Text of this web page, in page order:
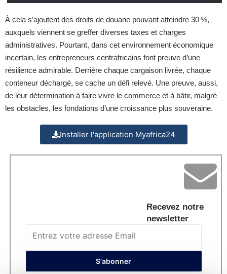
À cela s’ajoutent des droits de douane pouvant atteindre 30 %,
auxquels viennent se greffer diverses taxes et charges
administratives. Pourtant, dans cet environnement économique
incertain, les entrepreneurs centrafricains font preuve d’une
résilience admirable. Derrière chaque cargaison livrée, chaque
conteneur déchargé, se cache un défi relevé. Une preuve, aussi,
de leur détermination à faire vivre le commerce et à bâtir, malgré
les obstacles, les fondations d’une croissance plus souveraine.
Installer l'application Myafrica24
Recevez notre
newsletter